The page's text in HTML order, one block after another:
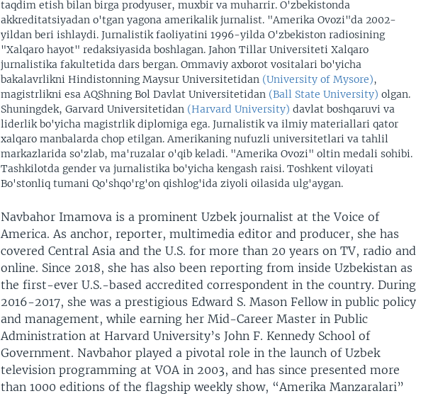
taqdim etish bilan birga prodyuser, muxbir va muharrir. O'zbekistonda
akkreditatsiyadan o'tgan yagona amerikalik jurnalist. "Amerika Ovozi"da 2002-
yildan beri ishlaydi. Jurnalistik faoliyatini 1996-yilda O'zbekiston radiosining
"Xalqaro hayot" redaksiyasida boshlagan. Jahon Tillar Universiteti Xalqaro
jurnalistika fakultetida dars bergan. Ommaviy axborot vositalari bo'yicha
bakalavrlikni Hindistonning Maysur Universitetidan (University of Mysore),
magistrlikni esa AQShning Bol Davlat Universitetidan (Ball State University) olgan.
Shuningdek, Garvard Universitetidan (Harvard University) davlat boshqaruvi va
liderlik bo'yicha magistrlik diplomiga ega. Jurnalistik va ilmiy materiallari qator
xalqaro manbalarda chop etilgan. Amerikaning nufuzli universitetlari va tahlil
markazlarida so'zlab, ma'ruzalar o'qib keladi. "Amerika Ovozi" oltin medali sohibi.
Tashkilotda gender va jurnalistika bo'yicha kengash raisi. Toshkent viloyati
Bo'stonliq tumani Qo'shqo'rg'on qishlog'ida ziyoli oilasida ulg'aygan.
Navbahor Imamova is a prominent Uzbek journalist at the Voice of
America. As anchor, reporter, multimedia editor and producer, she has
covered Central Asia and the U.S. for more than 20 years on TV, radio and
online. Since 2018, she has also been reporting from inside Uzbekistan as
the first-ever U.S.-based accredited correspondent in the country. During
2016-2017, she was a prestigious Edward S. Mason Fellow in public policy
and management, while earning her Mid-Career Master in Public
Administration at Harvard University’s John F. Kennedy School of
Government. Navbahor played a pivotal role in the launch of Uzbek
television programming at VOA in 2003, and has since presented more
than 1000 editions of the flagship weekly show, “Amerika Manzaralari”